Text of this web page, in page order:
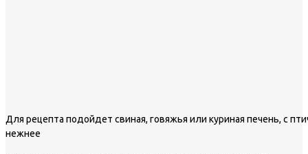
Для рецепта подойдет свиная, говяжья или куриная печень, с
нежнее